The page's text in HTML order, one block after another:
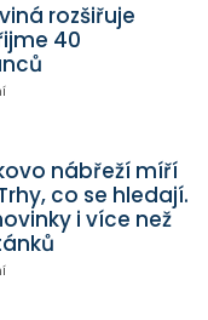
rozšiřuje
40
nábřeží míří
co se hledají.
i více než